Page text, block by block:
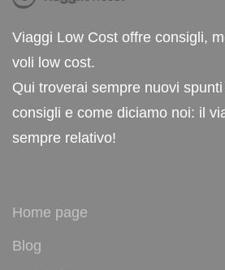
Viaggi Low Cost offre consigli,
voli low cost.
Qui troverai sempre nuovi
consigli e come diciamo noi: il
sempre relativo!
Home page
Blog